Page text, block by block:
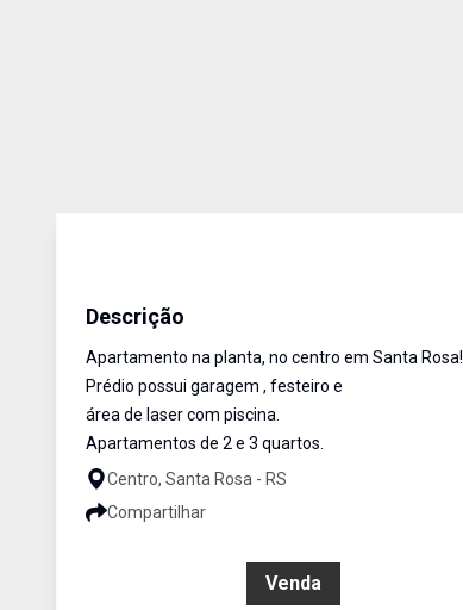
Descrição
Apartamento na planta, no centro em Santa Rosa!
Prédio possui garagem , festeiro e
área de laser com piscina.
Apartamentos de 2 e 3 quartos.
Centro, Santa Rosa - RS
Compartilhar
Venda